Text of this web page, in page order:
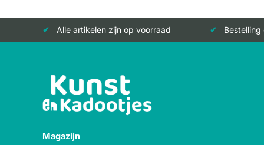
Alle artikelen zijn op voorraad
Magazijn